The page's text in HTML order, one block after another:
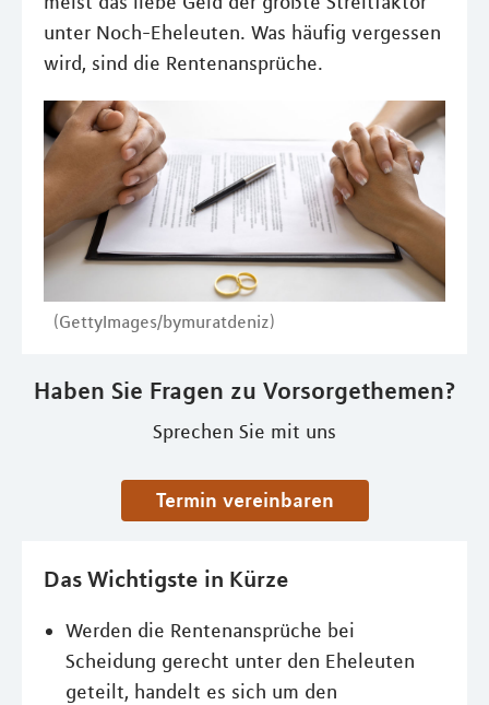
unter Noch-Eheleuten. Was häufig vergessen
wird, sind die Rentenansprüche.
(GettyImages/bymuratdeniz)
Haben Sie Fragen zu Vorsorgethemen?
Sprechen Sie mit uns
Termin vereinbaren
Das Wichtigste in Kürze
Werden die Rentenansprüche bei
Scheidung gerecht unter den Eheleuten
geteilt, handelt es sich um den